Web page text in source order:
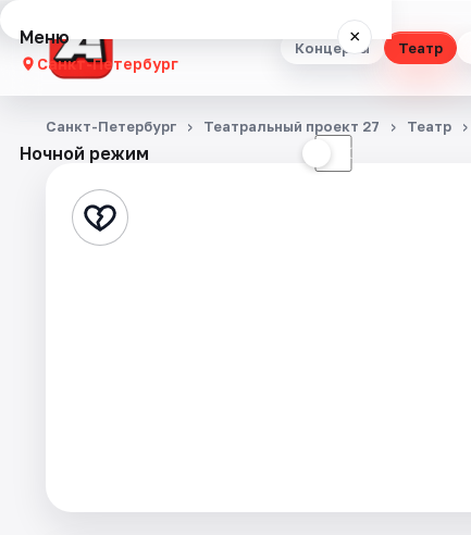
Концерты Театр
Меню ×
Санкт-Петербург
Концерты
Стендап
Ночной режим ☾
Санкт-Петербург Театральный проект 27 Театр